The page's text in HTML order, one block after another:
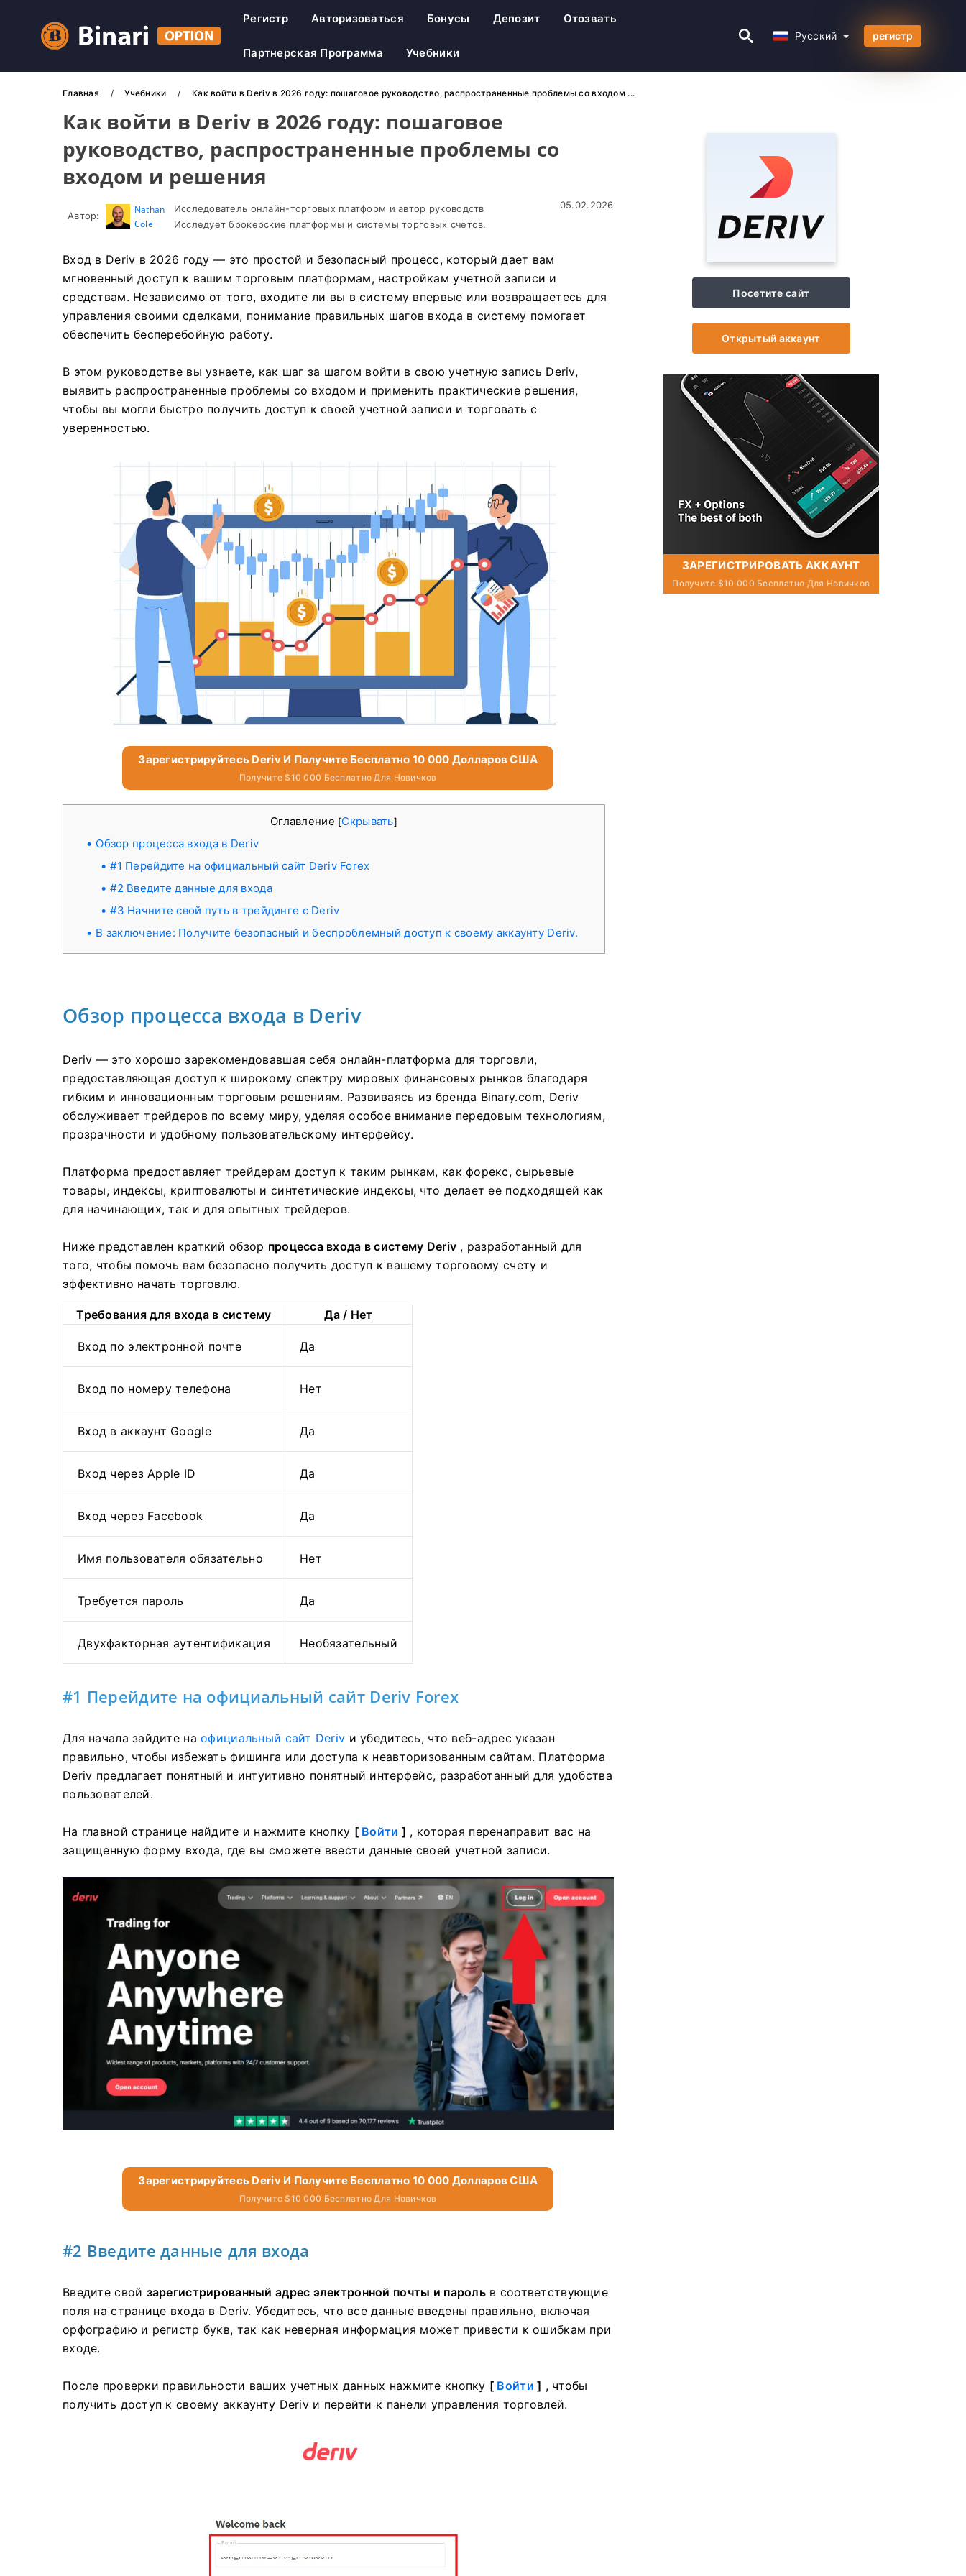
Регистр Авторизоваться Бонусы Депозит Отозвать
Партнерская Программа Учебники
Русский регистр
Главная Учебники Как войти в Deriv в 2026 году: пошаговое руководство, распространенные проблемы со входом ...
Как войти в Deriv в 2026 году: пошаговое
руководство, распространенные проблемы со
входом и решения
Автор:
Nathan
Cole
Исследователь онлайн-торговых платформ и автор руководств
Исследует брокерские платформы и системы торговых счетов.
05.02.2026
Вход в Deriv в 2026 году — это простой и безопасный процесс, который дает вам
мгновенный доступ к вашим торговым платформам, настройкам учетной записи и
средствам. Независимо от того, входите ли вы в систему впервые или возвращаетесь для
управления своими сделками, понимание правильных шагов входа в систему помогает
обеспечить бесперебойную работу.
В этом руководстве вы узнаете, как шаг за шагом войти в свою учетную запись Deriv,
выявить распространенные проблемы со входом и применить практические решения,
чтобы вы могли быстро получить доступ к своей учетной записи и торговать с
уверенностью.
Зарегистрируйтесь Deriv И Получите Бесплатно 10 000 Долларов США
Получите $10 000 Бесплатно Для Новичков
Оглавление [Скрывать]
Обзор процесса входа в Deriv
#1 Перейдите на официальный сайт Deriv Forex
#2 Введите данные для входа
#3 Начните свой путь в трейдинге с Deriv
В заключение: Получите безопасный и беспроблемный доступ к своему аккаунту Deriv.
Обзор процесса входа в Deriv
Deriv — это хорошо зарекомендовавшая себя онлайн-платформа для торговли,
предоставляющая доступ к широкому спектру мировых финансовых рынков благодаря
гибким и инновационным торговым решениям. Развиваясь из бренда Binary.com, Deriv
обслуживает трейдеров по всему миру, уделяя особое внимание передовым технологиям,
прозрачности и удобному пользовательскому интерфейсу.
Платформа предоставляет трейдерам доступ к таким рынкам, как форекс, сырьевые
товары, индексы, криптовалюты и синтетические индексы, что делает ее подходящей как
для начинающих, так и для опытных трейдеров.
Ниже представлен краткий обзор процесса входа в систему Deriv , разработанный для
того, чтобы помочь вам безопасно получить доступ к вашему торговому счету и
эффективно начать торговлю.
Требования для входа в систему Да / Нет
Вход по электронной почте Да
Вход по номеру телефона Нет
Вход в аккаунт Google Да
Вход через Apple ID Да
Вход через Facebook Да
Имя пользователя обязательно Нет
Требуется пароль Да
Двухфакторная аутентификация Необязательный
#1 Перейдите на официальный сайт Deriv Forex
Для начала зайдите наофициальный сайт Deriv и убедитесь, что веб-адрес указан
правильно, чтобы избежать фишинга или доступа к неавторизованным сайтам. Платформа
Deriv предлагает понятный и интуитивно понятный интерфейс, разработанный для удобства
пользователей.
На главной странице найдите и нажмите кнопку [ Войти ] , которая перенаправит вас на
защищенную форму входа, где вы сможете ввести данные своей учетной записи.
Зарегистрируйтесь Deriv И Получите Бесплатно 10 000 Долларов США
Получите $10 000 Бесплатно Для Новичков
#2 Введите данные для входа
Введите свой зарегистрированный адрес электронной почты и парольв соответствующие
поля на странице входа в Deriv. Убедитесь, что все данные введены правильно, включая
орфографию и регистр букв, так как неверная информация может привести к ошибкам при
входе.
После проверки правильности ваших учетных данных нажмите кнопку [ Войти ] , чтобы
получить доступ к своему аккаунту Deriv и перейти к панели управления торговлей.
Посетите сайт
Открытый аккаунт
ЗАРЕГИСТРИРОВАТЬ АККАУНТ
Получите $10 000 Бесплатно Для Новичков